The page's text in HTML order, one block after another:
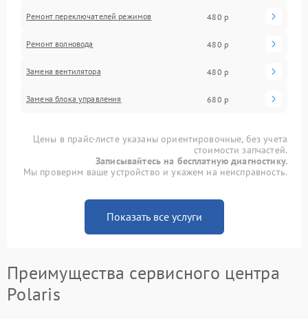
Ремонт переключателей режимов 480 р
Ремонт волновода 480 р
Замена вентилятора 480 р
Замена блока управления 680 р
Цены в прайс-листе указаны ориентировочные, без учета
стоимости запчастей.
Записывайтесь на бесплатную диагностику.
Мы проверим ваше устройство и укажем на неисправность.
Показать все услуги
Преимущества сервисного центра
Polaris